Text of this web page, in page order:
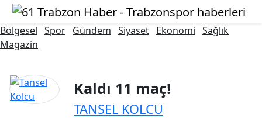
Bölgesel Spor Gündem Siyaset Ekonomi Sağlık
Magazin
Kaldı 11 maç!
TANSEL KOLCU